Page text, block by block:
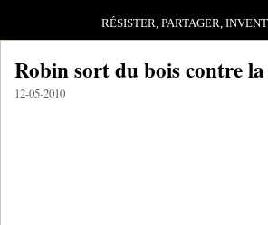
RÉSISTER, PARTAGER,
Robin sort du bois contre
12-05-2010